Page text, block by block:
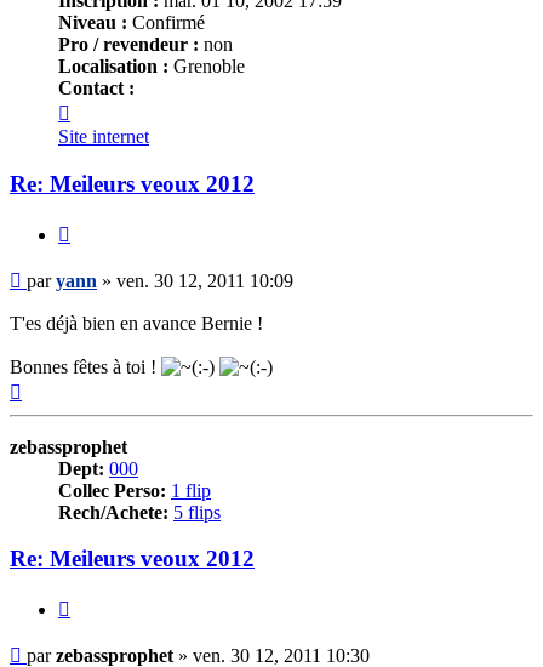
Niveau : Confirmé
Pro / revendeur : non
Localisation : Grenoble
Contact :
yann
Site internet
Re: Meileurs veoux 2012
Message
paryann » ven. 30 12, 2011 10:09
T'es déjà bien en avance Bernie !
Bonnes fêtes à toi !
zebassprophet
Dept: 000
Collec Perso: 1 flip
Rech/Achete: 5 flips
Re: Meileurs veoux 2012
Message
parzebassprophet » ven. 30 12, 2011 10:30